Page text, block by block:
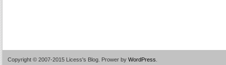
Copyright © 2007-2015 Licess's Blog. Prower by WordPress